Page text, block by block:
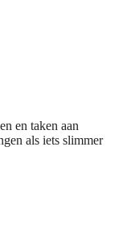
en taken aan
als iets slimmer